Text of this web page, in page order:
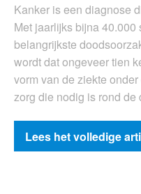
Kanker is een diagnose
Met jaarlijks bijna
belangrijkste
wordt dat ongeveer tien
vorm van de ziekte
zorg die nodig is rond
Lees het volledige